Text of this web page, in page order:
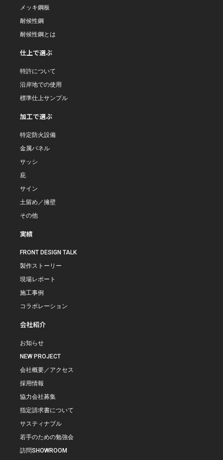
メッキ鋼板
耐候性鋼
耐候性鋼とは
仕上で選ぶ
特許について
沿岸地での使用
標準仕上サンプル
加工で選ぶ
特定防火設備
金属パネル
サッシ
庇
サイン
土留め／擁壁
その他
実績
FRONT DESIGN TALK
製作ストーリー
現場レポート
施工事例
コラボレーション
会社紹介
お知らせ
NEW PROJECT
会社概要／アクセス
採用情報
協力会社募集
指定請求書について
サスティナブル
若手のための勉強会
訪問SHOWROOM